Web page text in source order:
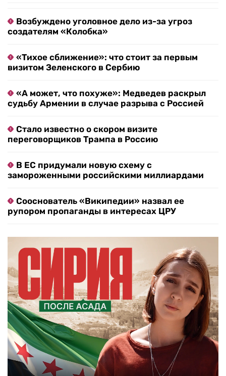
Возбуждено уголовное дело из-за угроз
создателям «Колобка»
«Тихое сближение»: что стоит за первым
визитом Зеленского в Сербию
«А может, что похуже»: Медведев раскрыл
судьбу Армении в случае разрыва с Россией
Стало известно о скором визите
переговорщиков Трампа в Россию
В ЕС придумали новую схему с
замороженными российскими миллиардами
Сооснователь «Википедии» назвал ее
рупором пропаганды в интересах ЦРУ